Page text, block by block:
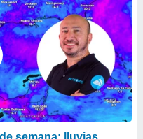
semana: lluvias